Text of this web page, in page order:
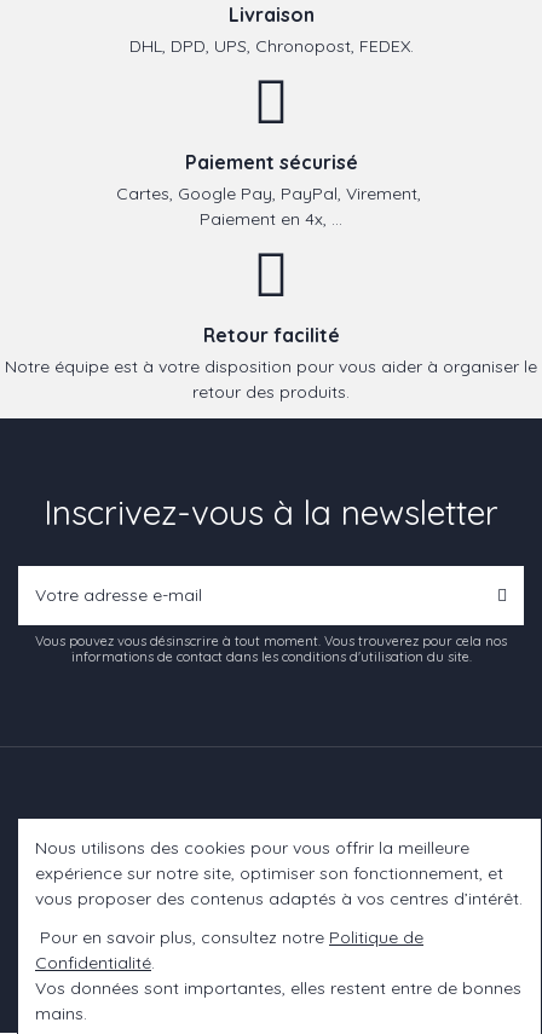
Livraison
DHL, DPD, UPS, Chronopost, FEDEX.
Paiement sécurisé
Cartes, Google Pay, PayPal, Virement,
Paiement en 4x, ...
Retour facilité
Notre équipe est à votre disposition pour vous aider à organiser le
retour des produits.
Inscrivez-vous à la newsletter
Vous pouvez vous désinscrire à tout moment. Vous trouverez pour cela nos
informations de contact dans les conditions d'utilisation du site.
Informations
Contact us
Nous utilisons des cookies pour vous offrir la meilleure
expérience sur notre site, optimiser son fonctionnement, et
vous proposer des contenus adaptés à vos centres d’intérêt.
Pour en savoir plus, consultez notre Politique de
Confidentialité.
Vos données sont importantes, elles restent entre de bonnes
mains.